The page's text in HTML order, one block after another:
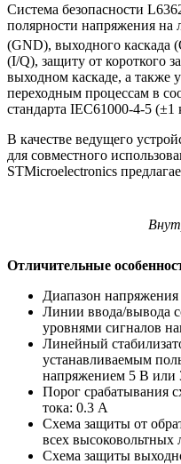
Система безопасности
полярности напряжения на
(GND), выходного каскада
(I/Q), защиту от короткого
выходном каскаде, а также
переходным процессам в
стандарта IEC61000-4-5
В качестве ведущего
для совместного
STMicroelectronics
Отличительные
Диапазон
Линии ввода/вывода
уровнями сигналов
Линейный
устанавливаемым
напряжением 5 В или
Порог срабатывания
тока: 0.3 А
Схема защиты от
всех высоковольтных
Схема защиты